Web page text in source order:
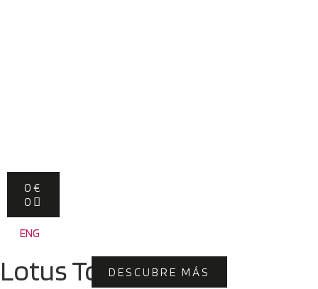
0 €
0
ENG
Lotus TopDESCUBRE MÁS